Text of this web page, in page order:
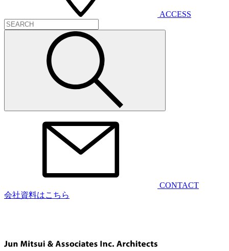
ACCESS
CONTACT
会社資料はこちら